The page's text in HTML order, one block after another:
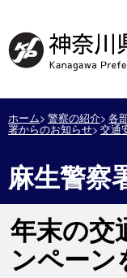
ホーム 警察の紹介 各
署からのお知らせ 交通
麻生警察
年末の交
ンペーン